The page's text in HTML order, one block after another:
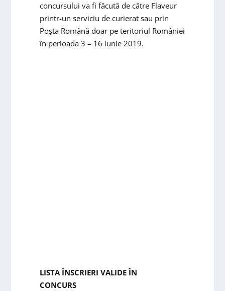
concursului va fi făcută de către Flaveur
printr-un serviciu de curierat sau prin
Poșta Română doar pe teritoriul României
în perioada 3 – 16 iunie 2019.
LISTA ÎNSCRIERI VALIDE ÎN
CONCURS